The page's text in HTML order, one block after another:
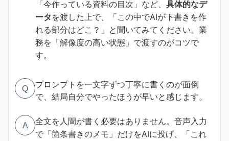
「今作っている資料の目次」など、 具体的なデ
ータ を渡した上で、「この中でAIが下書きを作
れる部分はどこ？」と聞いてみてください。業
務を「解像度の高い状態」で渡すのがコツで
す。
Q
プロンプトを一文字ずつ丁寧に書くのが面倒
で、結局自分でやったほうが早いと感じます。
A
全文を人間が書く必要はありません。音声入力
で「箇条書きのメモ」だけをAIに投げ、「これ